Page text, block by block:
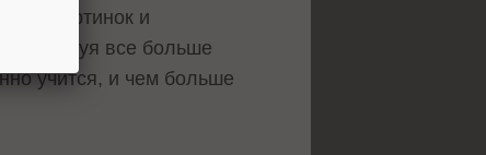
картинок и
все больше
учится, и чем больше